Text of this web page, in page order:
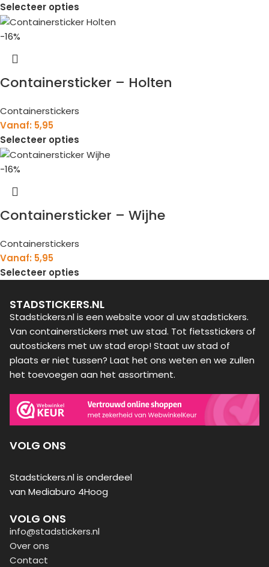
Selecteer opties
-16%
Containersticker – Holten
Containerstickers
Vanaf: 5,95
Selecteer opties
-16%
Containersticker – Wijhe
Containerstickers
Vanaf: 5,95
Selecteer opties
STADSTICKERS.NL
Stadstickers.nl is een website voor al uw stadstickers.
Van containerstickers met uw stad. Tot fietsstickers of
autostickers met uw stad erop! Staat uw stad of
plaats er niet tussen? Laat het ons weten en we zullen
het toevoegen aan het assortiment.
VOLG ONS
Stadstickers.nl is onderdeel
van Mediaburo 4Hoog
VOLG ONS
info@stadstickers.nl
Over ons
Contact